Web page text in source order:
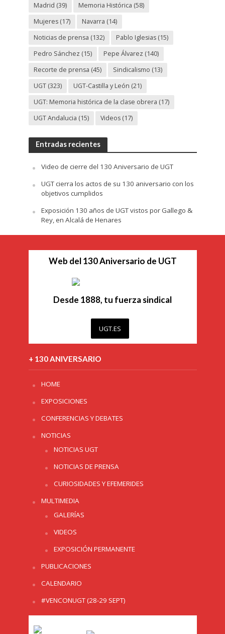
Madrid (39) Memoria Histórica (58)
Mujeres(17) Navarra (14)
Noticias de prensa (132) Pablo Iglesias(15)
Pedro Sánchez (15) Pepe Álvarez (140)
Recorte de prensa (45) Sindicalismo (13)
UGT(323) UGT-Castilla y León (21)
UGT: Memoria histórica de la clase obrera (17)
UGT Andalucia (15) Videos(17)
Entradas recientes
Video de cierre del 130 Aniversario de UGT
UGT cierra los actos de su 130 aniversario con los
objetivos cumplidos
Exposición 130 años de UGT vistos por Gallego &
Rey, en Alcalá de Henares
Web del 130 Aniversario de UGT
Desde 1888, tu fuerza sindical
UGT.ES
+ 130 ANIVERSARIO
HOME
EXPOSICIONES
CONFERENCIAS Y DEBATES
NOTICIAS
NOTICIAS UGT
NOTICIAS DE PRENSA
CURIOSIDADES Y EFEMERIDES
MULTIMEDIA
GALERÍAS
VIDEOS
EXPOSICIÓN PERMANENTE
PUBLICACIONES
CALENDARIO
#VENCONUGT (28-29 SEPT)